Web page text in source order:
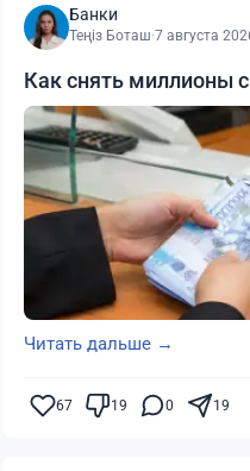
Банки
Теңіз Боташ·7 августа
Как снять миллионы
Читать дальше →
67 19 0 19